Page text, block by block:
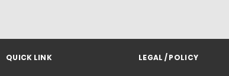
QUICK LINK LEGAL / POLICY